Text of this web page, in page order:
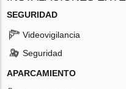
SEGURIDAD
Videovigilancia
Seguridad
APARCAMIENTO